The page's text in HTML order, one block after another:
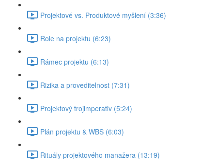
Projektové vs. Produktové myšlení (3:36)
Role na projektu (6:23)
Rámec projektu (6:13)
Rizika a proveditelnost (7:31)
Projektový trojimperativ (5:24)
Plán projektu & WBS (6:03)
Rituály projektového manažera (13:19)